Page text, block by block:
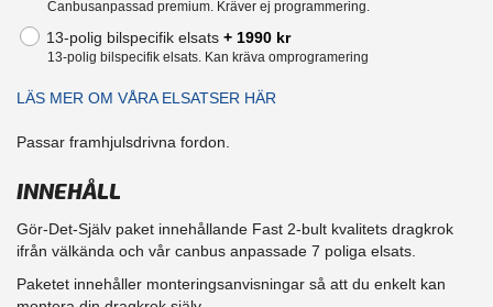
Canbusanpassad premium. Kräver ej programmering.
13-polig bilspecifik elsats + 1990 kr
13-polig bilspecifik elsats. Kan kräva omprogramering
LÄS MER OM VÅRA ELSATSER HÄR
Passar framhjulsdrivna fordon.
INNEHÅLL
Gör-Det-Själv paket innehållande Fast 2-bult kvalitets dragkrok
ifrån välkända och vår canbus anpassade 7 poliga elsats.
Paketet innehåller monteringsanvisningar så att du enkelt kan